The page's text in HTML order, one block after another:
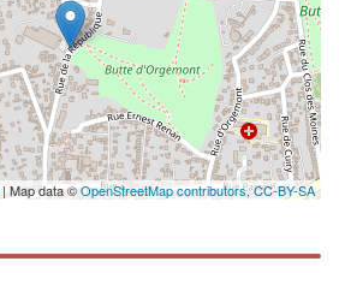
| Map data ©OpenStreetMap contributors,CC-BY-SA
Vous êtes
Augmentez votre
vosmargestout en
nouveaux clients!